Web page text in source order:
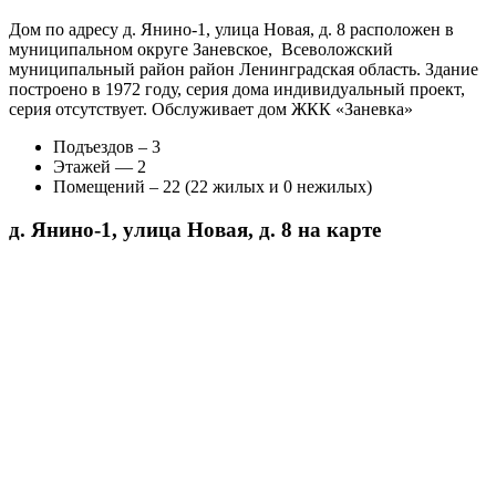
Дом по адресу д. Янино-1, улица Новая, д. 8 расположен в
муниципальном округе Заневское, Всеволожский
муниципальный район район Ленинградская область. Здание
построено в 1972 году, серия дома индивидуальный проект,
серия отсутствует. Обслуживает дом ЖКК «Заневка»
Подъездов – 3
Этажей — 2
Помещений – 22 (22 жилых и 0 нежилых)
д. Янино-1, улица Новая, д. 8 на карте